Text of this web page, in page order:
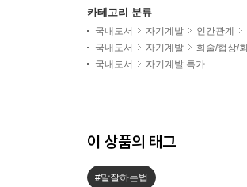
카테고리 분류
국내도서 자기계발 인간관계
국내도서
자기계발
화술/협상/
국내도서
자기계발 특가
이 상품의 태그
#말잘하는법